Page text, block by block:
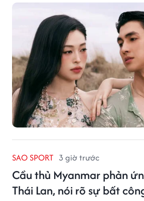
SAO SPORT 3 giờ trước
Cầu thủ Myanmar phản
Thái Lan, nói rõ sự bất